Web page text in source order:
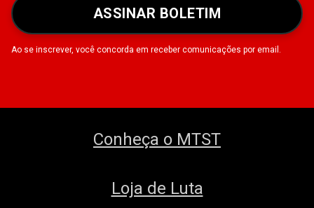
ASSINAR BOLETIM
Ao se inscrever, você concorda em receber comunicações por email.
Conheça o MTST
Loja de Luta